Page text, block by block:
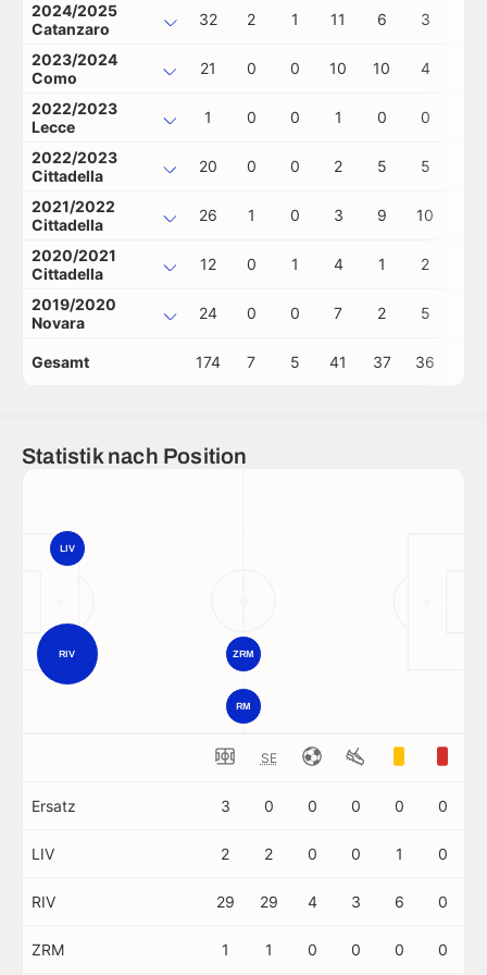
2024/2025
Catanzaro
32 2 1 11 6 3
2023/2024
Como
21 0 0 10 10 4
2022/2023
Lecce
1 0 0 1 0 0
2022/2023
Cittadella
20 0 0 2 5 5
2021/2022
Cittadella
26 1 0 3 9 10
2020/2021
Cittadella
12 0 1 4 1 2
2019/2020
Novara
24 0 0 7 2 5
Gesamt 174 7 5 41 37 36
Statistik nach Position
RIV
RM
LIV
ZRM
SE
Ersatz 3 0 0 0 0 0
LIV 2 2 0 0 1 0
RIV 29 29 4 3 6 0
ZRM 1 1 0 0 0 0